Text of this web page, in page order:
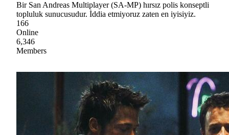
Bir San Andreas Multiplayer (SA-MP) hırsız polis konseptli
topluluk sunucusudur. İddia etmiyoruz zaten en iyisiyiz.
166
Online
6,346
Members